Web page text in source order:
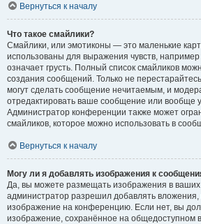
Вернуться к началу
Что такое смайлики?
Смайлики, или эмотиконы — это маленькие
использованы для выражения чувств, например
означает грусть. Полный список смайликов
создания сообщений. Только не
могут сделать сообщение нечитаемым, и
отредактировать ваше сообщение или вообще
Администратор конференции также может
смайликов, которое можно использовать в
Вернуться к началу
Могу ли я добавлять изображения к
Да, вы можете размещать изображения в
администратор разрешил добавлять вложения,
изображение на конференцию. Если нет, вы
изображение, сохранённое на общедоступном